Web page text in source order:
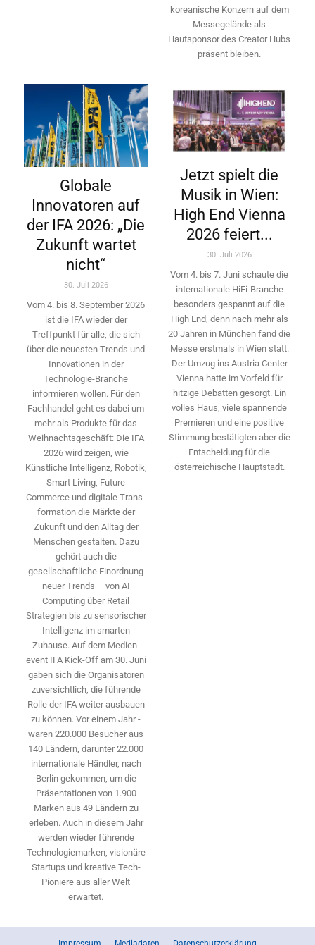
koreanische Konzern auf dem
Messegelände als
Hautsponsor des Creator Hubs
präsent bleiben.
Globale
Innovatoren auf
der IFA 2026: „Die
Zukunft wartet
nicht“
30. Juli 2026
Vom 4. bis 8. September 2026
ist die IFA wieder der
Treffpunkt für alle, die sich
über die neuesten Trends und
Innovationen in der
Technologie-­Branche
informieren wollen. Für den
Fachhandel geht es dabei um
mehr als Produkte für das
Weihnachtsgeschäft: Die IFA
2026 wird ­zeigen, wie
Künstliche Intelligenz, Robotik,
Smart Living, Future
Commerce und digitale Trans­
formation die Märkte der
Zukunft und den Alltag der
Menschen gestalten. Dazu
gehört auch die
gesellschaftliche Einordnung
neuer Trends – von AI
Computing über Retail
Strategien bis zu sensorischer
Intelligenz im smarten
Zuhause. Auf dem Medien­
event IFA Kick-Off am 30. Juni
gaben sich die Organisatoren
zuversichtlich, die führende
Rolle der IFA weiter ausbauen
zu können. Vor einem Jahr ­
waren 220.000 Besucher aus
140 ­Ländern, ­darunter 22.000
internationale Händler, nach
Berlin gekommen, um die
Präsen­tationen von 1.900
Marken aus 49 Ländern zu
erleben. Auch in diesem Jahr
werden wieder führende
Technologiemarken, visionäre
Startups und ­kreative Tech-
Pioniere aus aller Welt
erwartet.
Jetzt spielt die
Musik in Wien:
High End Vienna
2026 feiert...
30. Juli 2026
Vom 4. bis 7. Juni schaute die
internationale HiFi-Branche
besonders gespannt auf die
High End, denn nach mehr als
20 Jahren in München fand die
Messe erstmals in Wien statt.
Der Umzug ins Austria Center
Vienna hatte im Vorfeld für
hitzige Debatten gesorgt. Ein
volles Haus, viele spannende
Premieren und eine positive
Stimmung bestätigten aber die
Entscheidung für die
österreichische Hauptstadt.